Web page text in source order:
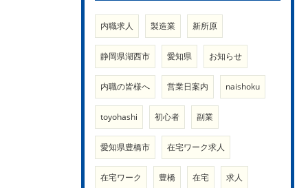
内職求人 製造業 新所原
静岡県湖西市 愛知県 お知らせ
内職の皆様へ 営業日案内 naishoku
toyohashi 初心者 副業
愛知県豊橋市 在宅ワーク求人
在宅ワーク 豊橋 在宅 求人